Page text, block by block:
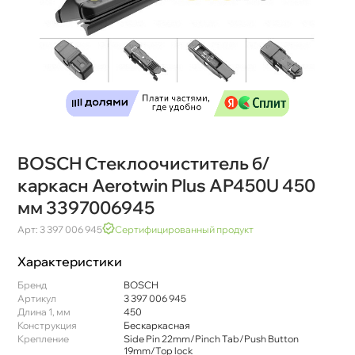
BOSCH Стеклоочиститель б/
каркасн Aerotwin Plus AP450U 450
мм 3397006945
Арт: 3 397 006 945 Сертифицированный продукт
Характеристики
Бренд
BOSCH
Артикул
3 397 006 945
Длина 1, мм
450
Конструкция
Бескаркасная
Крепление
Side Pin 22mm/Pinch Tab/Push Button
19mm/Top lock